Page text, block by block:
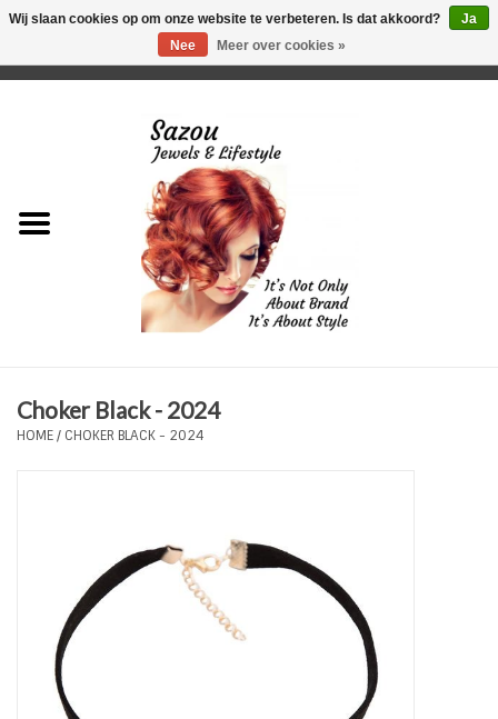
Just for Him
Plus Size Sieraden
Haaraccesoires
Zonnebrillen
Choker Black - 2024
HOME/ CHOKER BLACK - 2024
Wij slaan cookies op om onze website te verbeteren. Is dat akkoord?
Ja
Nee
Meer over cookies »